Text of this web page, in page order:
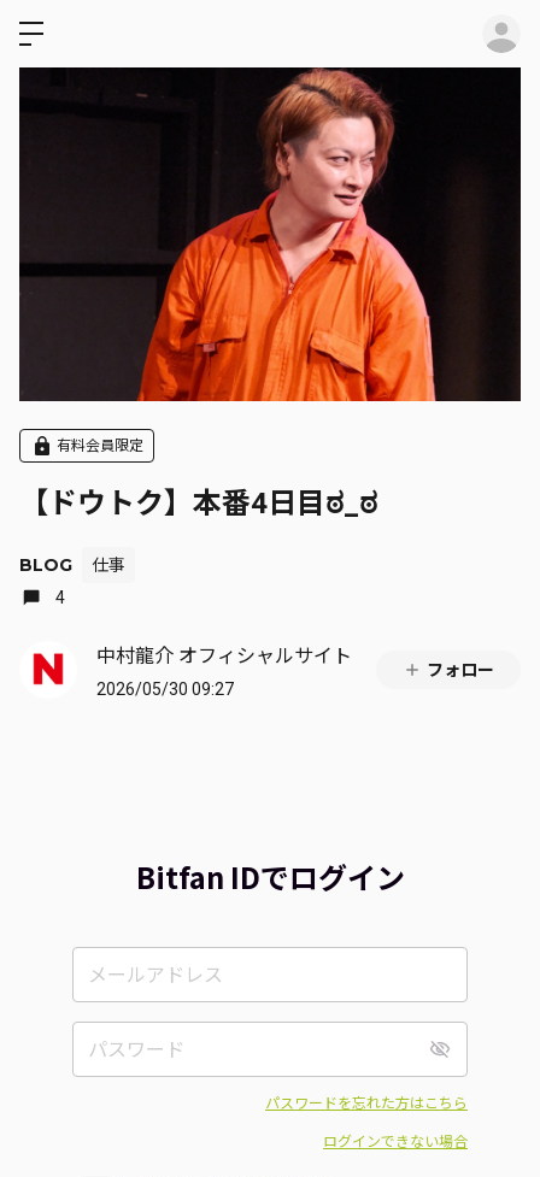
有料会員限定
【ドウトク】本番4日目ಠ_ಠ
BLOG
仕事
4
中村龍介 オフィシャルサイト
2026/05/30 09:27
フォロー
Bitfan IDでログイン
パスワードを忘れた方はこちら
ログインできない場合